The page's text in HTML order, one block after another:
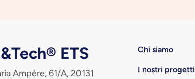
ETS
Ampère, 61/A, 20131
Chi siamo
I nostri progetti